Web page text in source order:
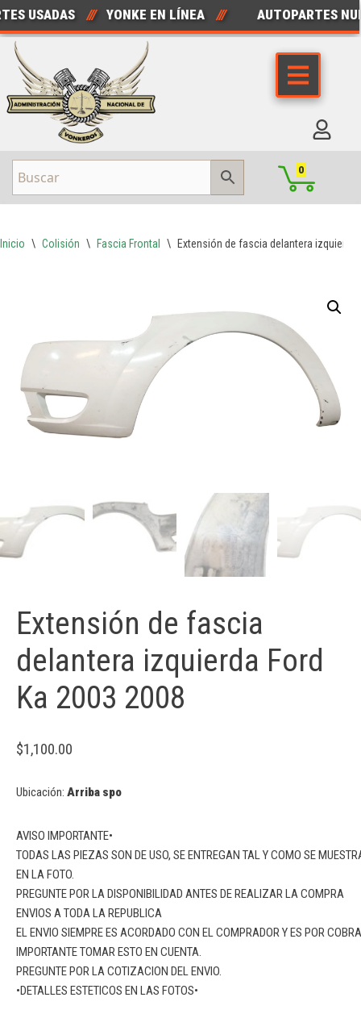
Saltar
al
contenido
USADAS /// YONKE EN LÍNEA /// AUTOPARTES
0
Inicio \ Colisión \ Fascia Frontal \ Extensión de fascia delantera izquierda
Extensión de fascia
delantera izquierda Ford
Ka 2003 2008
$1,100.00
Ubicación: Arriba spo
AVISO IMPORTANTE•
TODAS LAS PIEZAS SON DE USO, SE ENTREGAN TAL Y COMO SE
EN LA FOTO.
PREGUNTE POR LA DISPONIBILIDAD ANTES DE REALIZAR LA COMPRA
ENVIOS A TODA LA REPUBLICA
EL ENVIO SIEMPRE ES ACORDADO CON EL COMPRADOR Y ES POR
IMPORTANTE TOMAR ESTO EN CUENTA.
PREGUNTE POR LA COTIZACION DEL ENVIO.
•DETALLES ESTETICOS EN LAS FOTOS•